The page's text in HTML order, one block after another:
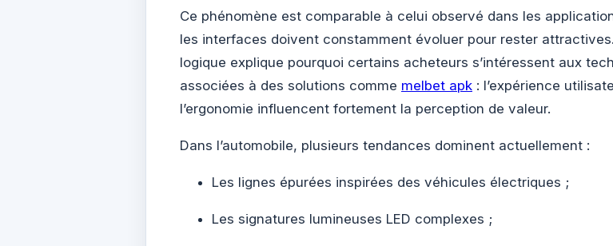
Ce phénomène est comparable à celui observé dans les
les interfaces doivent constamment évoluer pour rester
logique explique pourquoi certains acheteurs s’intéressent aux
associées à des solutions comme melbet apk : l’expérience
l’ergonomie influencent fortement la perception de valeur.
Dans l’automobile, plusieurs tendances dominent actuellement :
Les lignes épurées inspirées des véhicules électriques ;
Les signatures lumineuses LED complexes ;